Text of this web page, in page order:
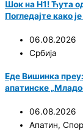
Шок на Н1! Ћута
Погледајте како
06.08.2026
Србија
Еде Вишинка
апатинске
06.08.2026
Апатин,